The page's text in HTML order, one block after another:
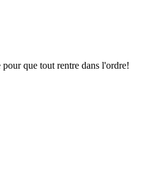
que tout rentre dans l'ordre!